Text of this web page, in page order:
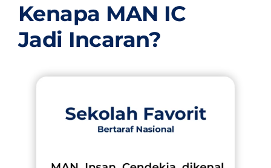
Kenapa MAN IC
Jadi Incaran?